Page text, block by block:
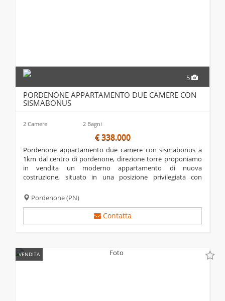
5
PORDENONE APPARTAMENTO DUE CAMERE CON
SISMABONUS
2 Camere 2 Bagni
€ 338.000
pordenone appartamento due camere con sismabonus a
1km dal centro di pordenone, direzione torre proponiamo
in vendita un moderno appartamento di nuova
costruzione, situato in una posizione privilegiata con
luminosità naturale. l’immobile è dotato di impianto...
Pordenone(PN)
Contatta
VENDITA